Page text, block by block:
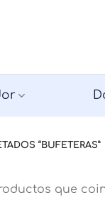
“BUFETERAS”
que